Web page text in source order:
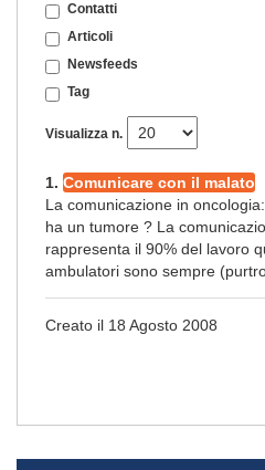
Contatti
Articoli
Newsfeeds
Tag
Visualizza n.
1. Comunicare con il malato
La comunicazione in
ha un tumore ? La
rappresenta il 90% del lavoro
ambulatori sono sempre
Creato il 18 Agosto 2008